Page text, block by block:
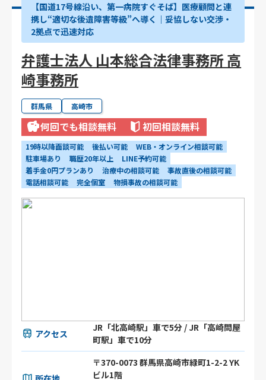
【国道17号線沿い、第一病院すぐそば】医療顧問と連
携し“適切な後遺障害等級”へ導く｜妥協しない交渉・
2拠点で迅速対応
弁護士法人 山本総合法律事務所 高
崎事務所
群馬県 高崎市
何回でも相談無料 初回相談無料
19時以降面談可能 後払い可能
WEB・オンライン相談可能
駐車場あり
職歴20年以上
LINE予約可能
着手金0円プランあり
治療中の相談可能
事故直後の相談可能
電話相談可能
完全個室 物損事故の相談可能
アクセス
JR「北高崎駅」車で5分 / JR「高崎問屋
町駅」車で10分
〒370-0073 群馬県高崎市緑町1-2-2 YK
ビル1階